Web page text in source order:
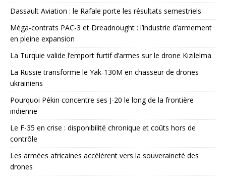
Dassault Aviation : le Rafale porte les résultats semestriels
Méga-contrats PAC-3 et Dreadnought : l’industrie d’armement
en pleine expansion
La Turquie valide l’emport furtif d’armes sur le drone Kızılelma
La Russie transforme le Yak-130M en chasseur de drones
ukrainiens
Pourquoi Pékin concentre ses J-20 le long de la frontière
indienne
Le F-35 en crise : disponibilité chronique et coûts hors de
contrôle
Les armées africaines accélèrent vers la souveraineté des
drones